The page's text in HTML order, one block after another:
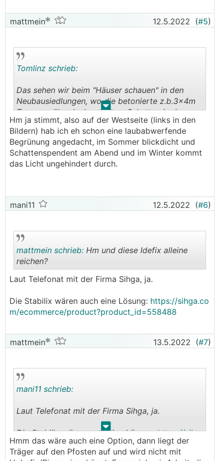
mattmein 12.5.2022 (#5)
. .
Tomlinz schrieb:
Das sehen wir beim "Häuser schauen" in den
Neubausiedlungen, wo die betonierte z.b.3x4m
Terrassenüberdachung einen Schatten in den
Nachbargarten spendet aber nicht dort wo man
sitzt.
Eine Lösung die uns gut gefällt:
Senkrechtmarkisen (zipscreen). Gibts in allen
absolutem Sichtschutz auch bei Nacht und allem
dazwischen)
markise/58024_1
Hm ja stimmt, also auf der Westseite (links in den
Bildern) hab ich eh schon eine laubabwerfende
Begrünung angedacht, im Sommer blickdicht und
Schattenspendent am Abend und im Winter kommt
das Licht ungehindert durch.
mani11 12.5.2022 (#6)
mattmein schrieb: Hm und diese Idefix alleine
reichen?
Laut Telefonat mit der Firma Sihga, ja.
Die Stabilix wären auch eine Lösung: https://sihga.co
m/ecommerce/product?product_id=558488
mattmein 13.5.2022 (#7)
. .
mani11 schrieb:
Laut Telefonat mit der Firma Sihga, ja.
Die Stabilix wären auch eine Lösung:https://sihg
a.com/ecommerce/product?product_id=558488
Hmm das wäre auch eine Option, dann liegt der
Träger auf den Pfosten auf und wird nicht mit